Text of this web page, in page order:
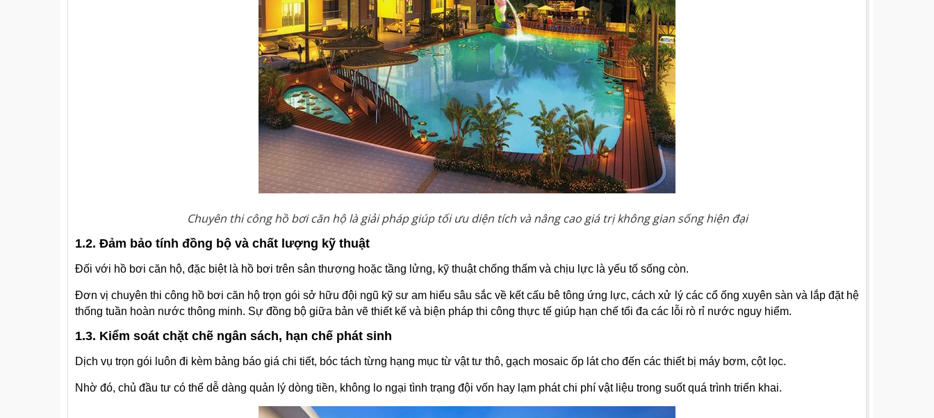
Chuyên thi công hồ bơi căn hộ là giải pháp giúp tối ưu diện tích và nâng cao giá trị không gian sống hiện đại
1.2. Đảm bảo tính đồng bộ và chất lượng kỹ thuật
Đối với hồ bơi căn hộ, đặc biệt là hồ bơi trên sân thượng hoặc tầng lửng, kỹ thuật chống thấm và chịu lực là yếu tố sống còn.
Đơn vị chuyên thi công hồ bơi căn hộ trọn gói sở hữu đội ngũ kỹ sư am hiểu sâu sắc về kết cấu bê tông ứng lực, cách xử lý các cổ ống xuyên sàn và lắp đặt hệ
thống tuần hoàn nước thông minh. Sự đồng bộ giữa bản vẽ thiết kế và biện pháp thi công thực tế giúp hạn chế tối đa các lỗi rò rỉ nước nguy hiểm.
1.3. Kiểm soát chặt chẽ ngân sách, hạn chế phát sinh
Dịch vụ trọn gói luôn đi kèm bảng báo giá chi tiết, bóc tách từng hạng mục từ vật tư thô, gạch mosaic ốp lát cho đến các thiết bị máy bơm, cột lọc.
Nhờ đó, chủ đầu tư có thể dễ dàng quản lý dòng tiền, không lo ngại tình trạng đội vốn hay lạm phát chi phí vật liệu trong suốt quá trình triển khai.